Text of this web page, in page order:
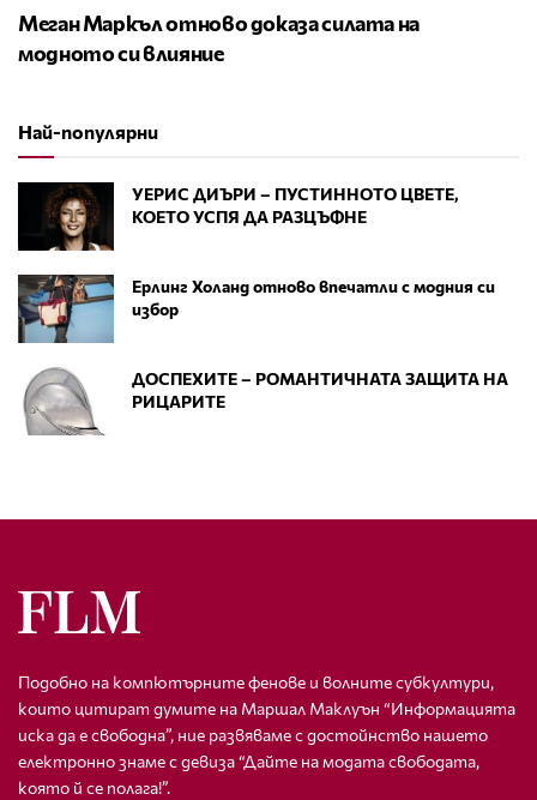
Меган Маркъл отново доказа силата на
модното си влияние
Най-популярни
УЕРИС ДИЪРИ – ПУСТИННОТО ЦВЕТЕ,
КОЕТО УСПЯ ДА РАЗЦЪФНЕ
Ерлинг Холанд отново впечатли с модния си
избор
ДОСПЕХИТЕ – РОМАНТИЧНАТА ЗАЩИТА НА
РИЦАРИТЕ
Подобно на компютърните фенове и волните субкултури,
които цитират думите на Маршал Маклуън “Информацията
иска да е свободна”, ние развяваме с достойнство нашето
електронно знаме с девиза “Дайте на модата свободата,
която й се полага!”.